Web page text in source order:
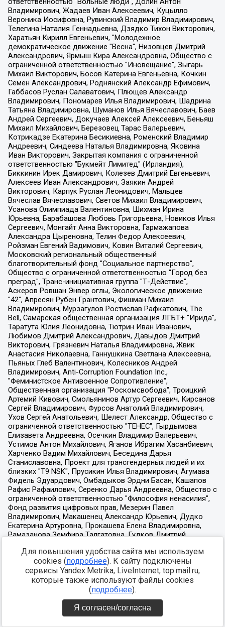
Для повышения удобства сайта мы используем
cookies (подробнее). К сайту подключены
сервисы Yandex.Metrika, LiveInternet, top.mail.ru,
которые также используют файлы cookies
(подробнее).
Я согласен/согласна